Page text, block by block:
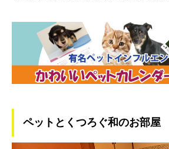
ペットとくつろぐ和のお部屋